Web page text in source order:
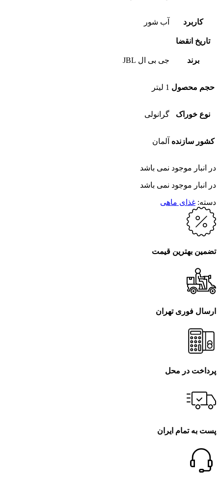
کاربرد آب شور
تاریخ انقضا
برند جی بی ال JBL
حجم محصول 1 لیتر
نوع خوراک گرانولی
کشور سازنده آلمان
در انبار موجود نمی باشد
در انبار موجود نمی باشد
دسته: غذای ماهی
تضمین بهترین قیمت
ارسال فوری تهران
پرداخت در محل
پست به تمام ایران